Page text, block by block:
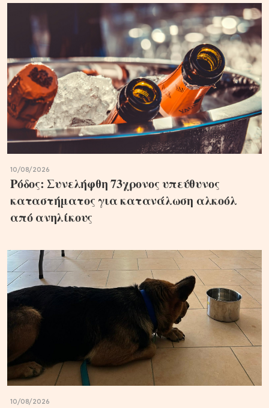
10/08/2026
Ρόδος: Συνελήφθη 73χρονος υπεύθυνος
καταστήματος για κατανάλωση αλκοόλ
από ανηλίκους
10/08/2026